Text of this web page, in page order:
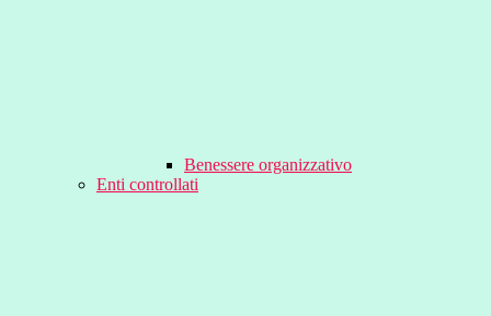
Benessere organizzativo
Enti controllati